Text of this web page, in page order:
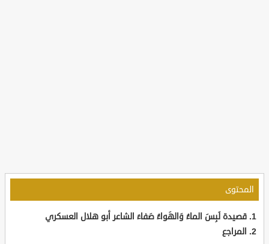
المحتوى
قصيدة لَبِسَ الماءُ وَالهَواءُ صَفاءَ الشاعر أبو هلال العسكري
المراجع